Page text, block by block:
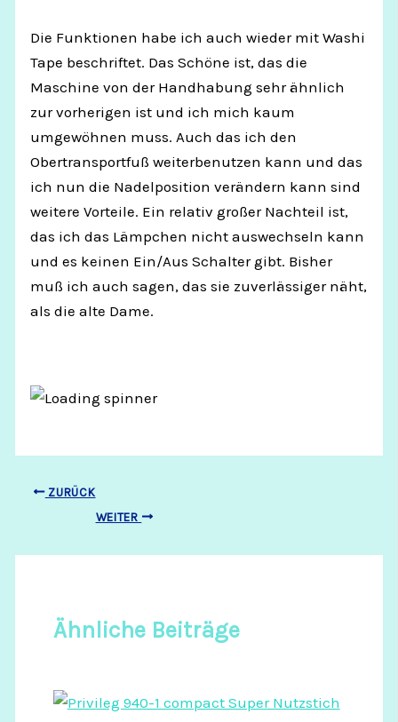
Die Funktionen habe ich auch wieder mit Washi
Tape beschriftet. Das Schöne ist, das die
Maschine von der Handhabung sehr ähnlich
zur vorherigen ist und ich mich kaum
umgewöhnen muss. Auch das ich den
Obertransportfuß weiterbenutzen kann und das
ich nun die Nadelposition verändern kann sind
weitere Vorteile. Ein relativ großer Nachteil ist,
das ich das Lämpchen nicht auswechseln kann
und es keinen Ein/Aus Schalter gibt. Bisher
muß ich auch sagen, das sie zuverlässiger näht,
als die alte Dame.
ZURÜCK
WEITER
Ähnliche Beiträge